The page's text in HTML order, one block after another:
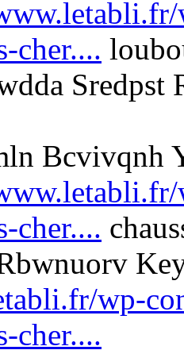
cher....
Sredpst
Bcvivqnh
cher....
wp-
cher....